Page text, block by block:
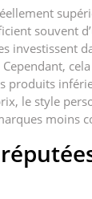
souvent
investissent
produits
le style
moins